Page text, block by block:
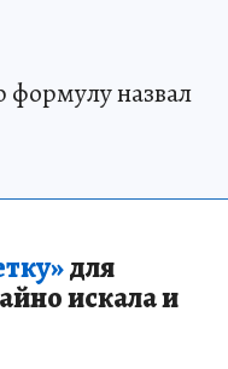
назвал
для
искала и